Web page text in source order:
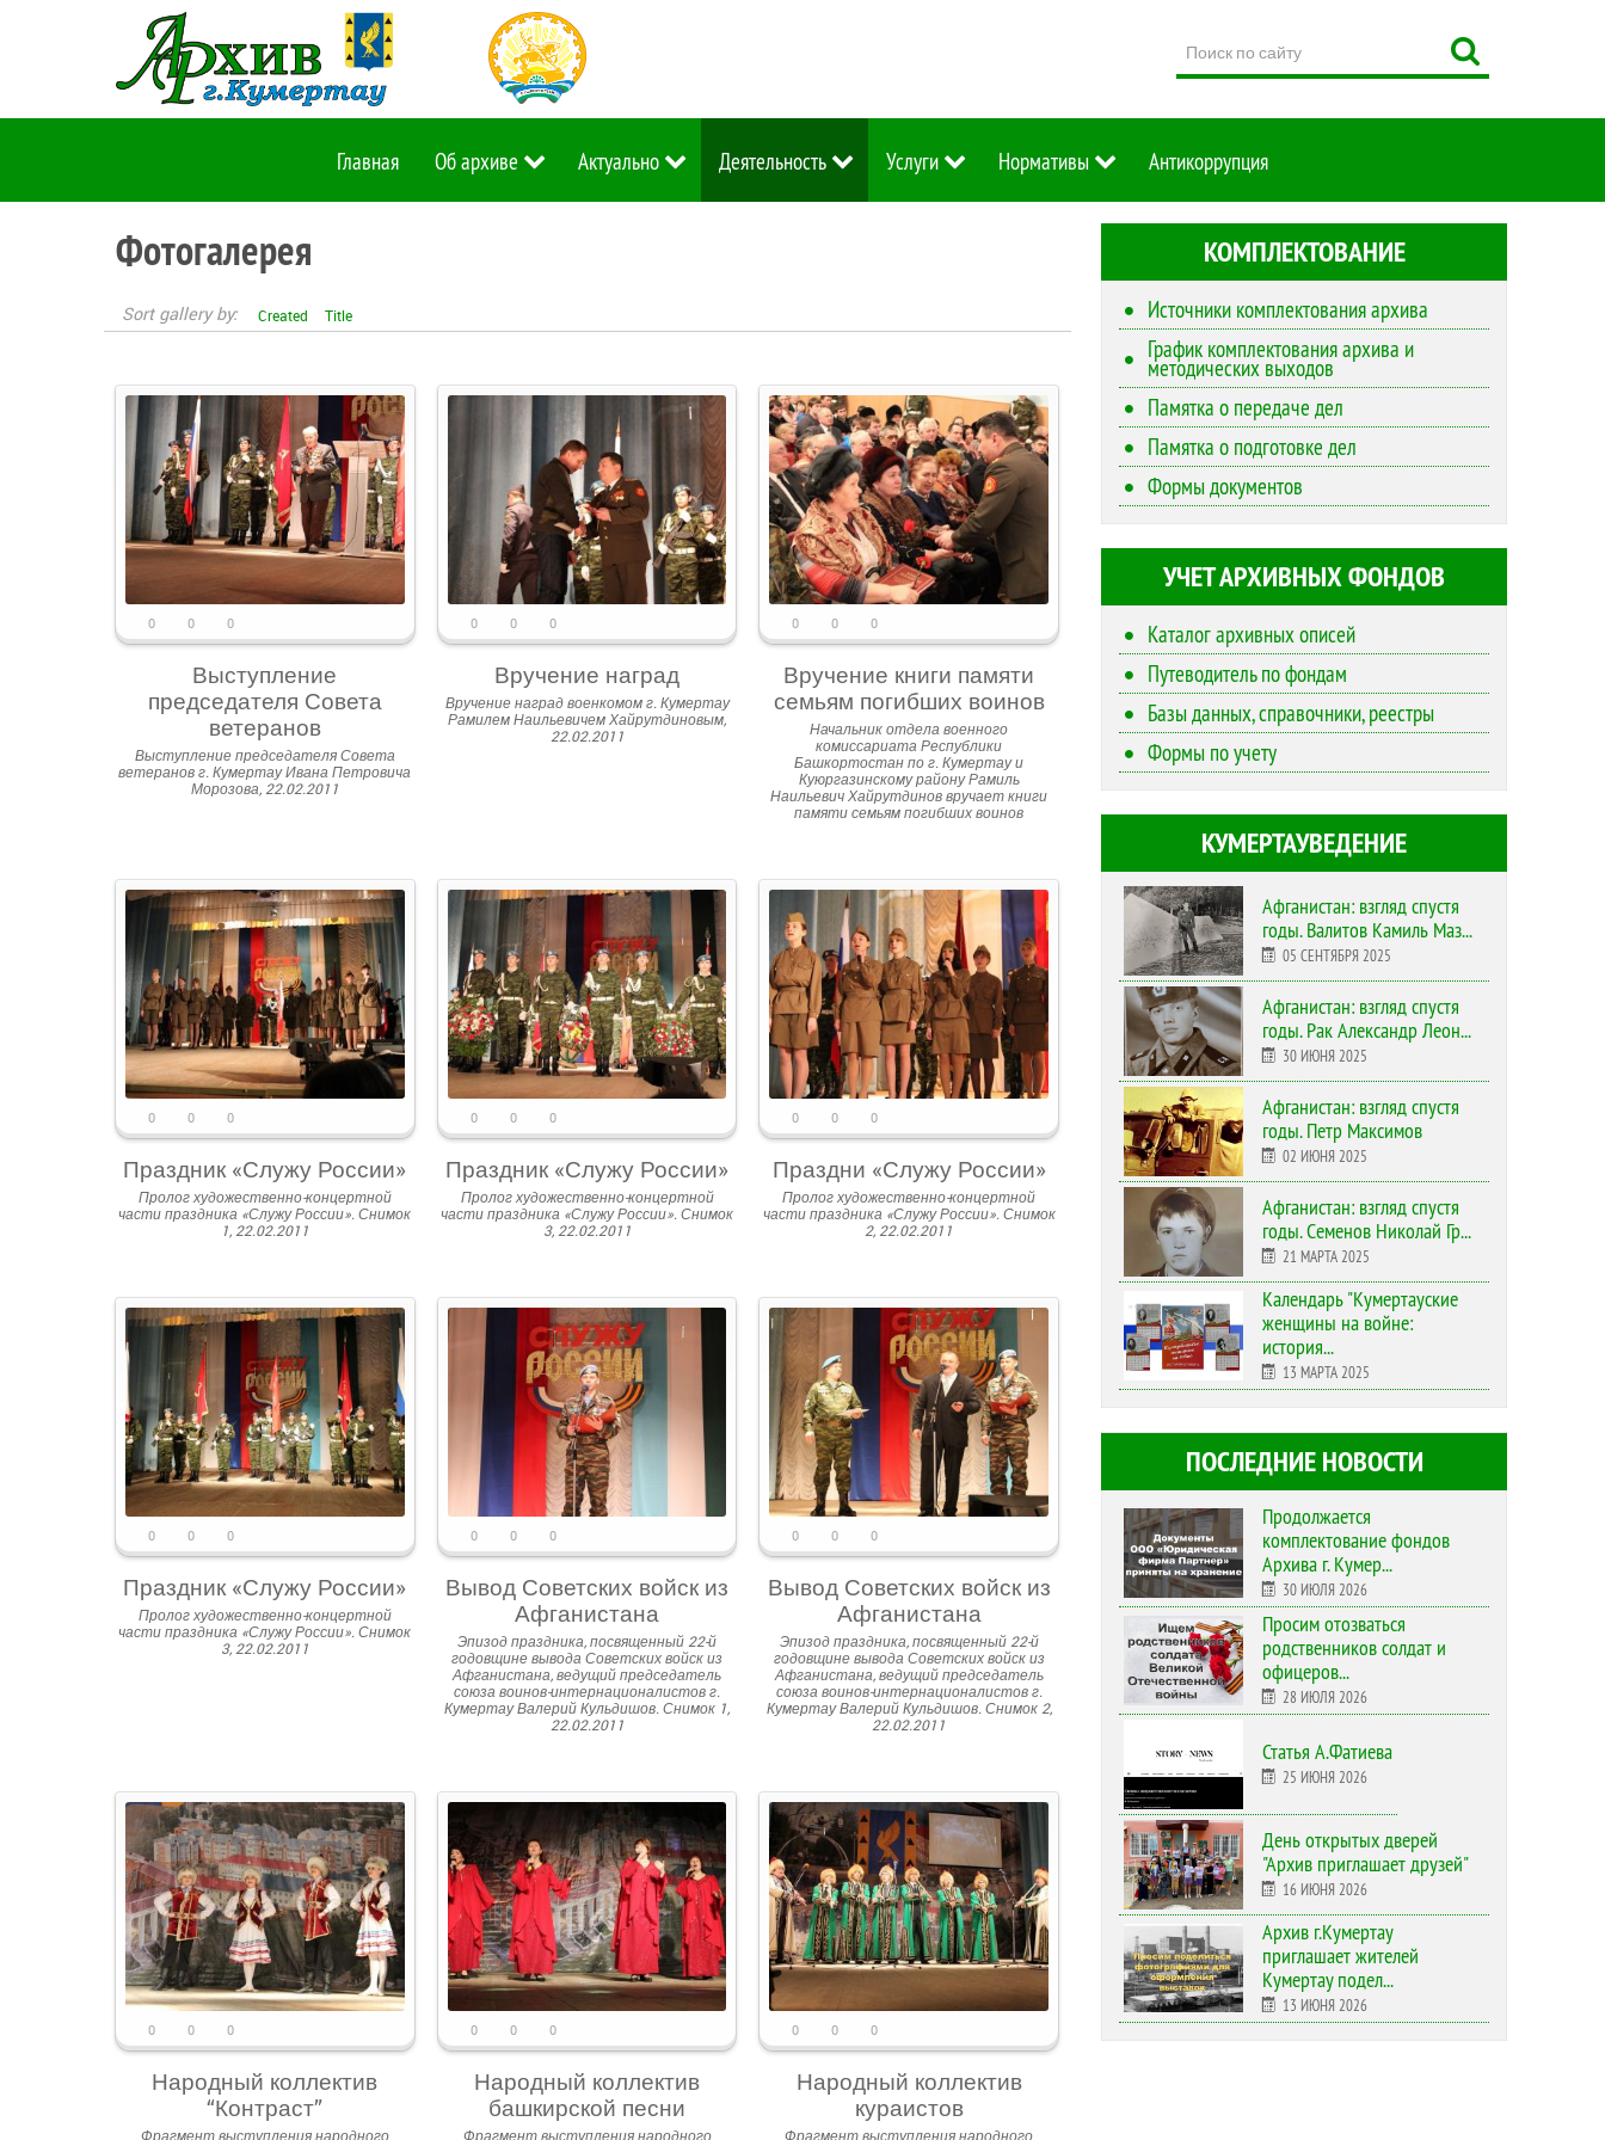
по
сайту
Главная Об архиве Актуально Деятельность Услуги Нормативы Антикоррупция
Фотогалерея
Sort gallery by: Created Title
0 0 0
Выступление
председателя Совета
ветеранов
Выступление председателя Совета
ветеранов г. Кумертау Ивана Петровича
Морозова, 22.02.2011
0 0 0
Вручение наград
Вручение наград военкомом г. Кумертау
Рамилем Наильевичем Хайрутдиновым,
22.02.2011
0 0 0
Вручение книги памяти
семьям погибших воинов
Начальник отдела военного
комиссариата Республики
Башкортостан по г. Кумертау и
Куюргазинскому району Рамиль
Наильевич Хайрутдинов вручает книги
памяти семьям погибших воинов
0 0 0
Праздник «Служу России»
Пролог художественно-концертной
части праздника «Служу России». Снимок
1, 22.02.2011
0 0 0
Праздник «Служу России»
Пролог художественно-концертной
части праздника «Служу России». Снимок
3, 22.02.2011
0 0 0
Праздни «Служу России»
Пролог художественно-концертной
части праздника «Служу России». Снимок
2, 22.02.2011
0 0 0
Праздник «Служу России»
Пролог художественно-концертной
части праздника «Служу России». Снимок
3, 22.02.2011
0 0 0
Вывод Советских войск из
Афганистана
Эпизод праздника, посвященный 22-й
годовщине вывода Советских войск из
Афганистана, ведущий председатель
союза воинов-интернационалистов г.
Кумертау Валерий Кульдишов. Снимок 1,
22.02.2011
0 0 0
Вывод Советских войск из
Афганистана
Эпизод праздника, посвященный 22-й
годовщине вывода Советских войск из
Афганистана, ведущий председатель
союза воинов-интернационалистов г.
Кумертау Валерий Кульдишов. Снимок 2,
22.02.2011
0 0 0
Народный коллектив
“Контраст”
Фрагмент выступления народного
0 0 0
Народный коллектив
башкирской песни
Фрагмент выступления народного
0 0 0
Народный коллектив
кураистов
Фрагмент выступления народного
КОМПЛЕКТОВАНИЕ
Источники комплектования архива
График комплектования архива и
методических выходов
Памятка о передаче дел
Памятка о подготовке дел
Формы документов
УЧЕТ АРХИВНЫХ ФОНДОВ
Каталог архивных описей
Путеводитель по фондам
Базы данных, справочники, реестры
Формы по учету
КУМЕРТАУВЕДЕНИЕ
Афганистан: взгляд спустя
годы. Валитов Камиль Маз...
05 СЕНТЯБРЯ 2025
Афганистан: взгляд спустя
годы. Рак Александр Леон...
30 ИЮНЯ 2025
Афганистан: взгляд спустя
годы. Петр Максимов
02 ИЮНЯ 2025
Афганистан: взгляд спустя
годы. Семенов Николай Гр...
21 МАРТА 2025
Календарь "Кумертауские
женщины на войне:
история...
13 МАРТА 2025
ПОСЛЕДНИЕ НОВОСТИ
Продолжается
комплектование фондов
Архива г. Кумер...
30 ИЮЛЯ 2026
Просим отозваться
родственников солдат и
офицеров...
28 ИЮЛЯ 2026
Статья А.Фатиева
25 ИЮНЯ 2026
День открытых дверей
"Архив приглашает друзей"
16 ИЮНЯ 2026
Архив г.Кумертау
приглашает жителей
Кумертау подел...
13 ИЮНЯ 2026